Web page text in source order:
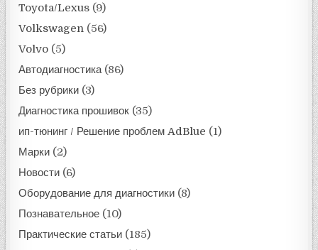
Toyota/Lexus (9)
Volkswagen (56)
Volvo (5)
Автодиагностика(86)
Без рубрики (3)
Диагностика прошивок (35)
ип-тюнинг / Решение проблем AdBlue (1)
Марки (2)
Новости (6)
Оборудование для диагностики (8)
Познавательное (10)
Практические статьи (185)